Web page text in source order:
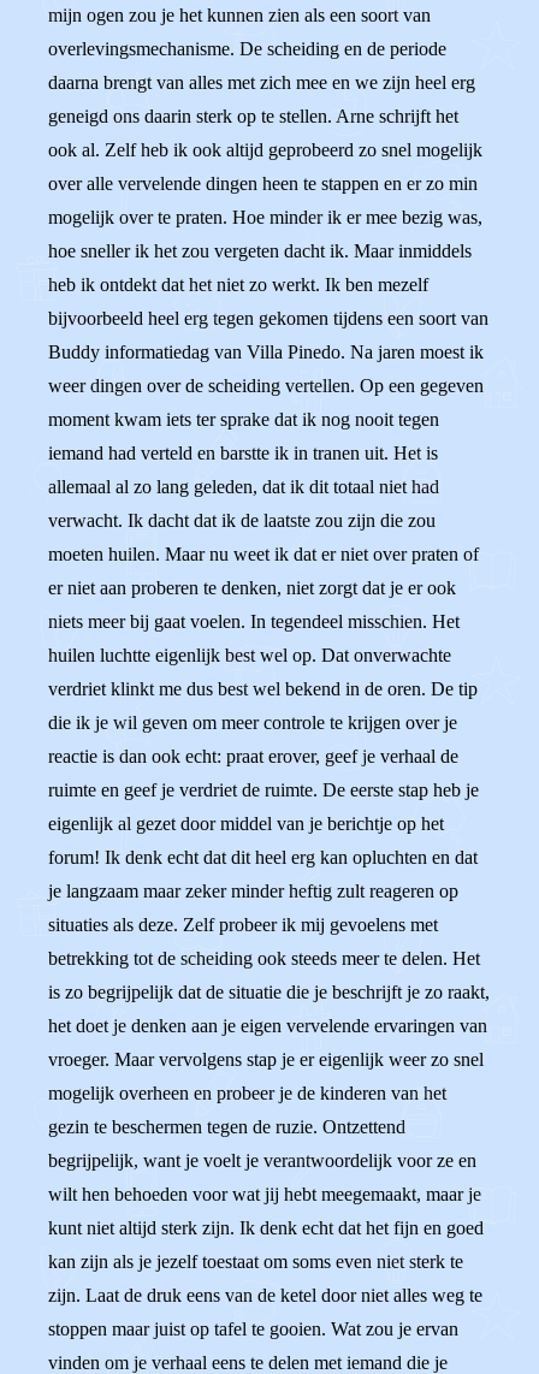
mijn ogen zou je het kunnen zien als een soort van
overlevingsmechanisme. De scheiding en de periode
daarna brengt van alles met zich mee en we zijn heel erg
geneigd ons daarin sterk op te stellen. Arne schrijft het
ook al. Zelf heb ik ook altijd geprobeerd zo snel mogelijk
over alle vervelende dingen heen te stappen en er zo min
mogelijk over te praten. Hoe minder ik er mee bezig was,
hoe sneller ik het zou vergeten dacht ik. Maar inmiddels
heb ik ontdekt dat het niet zo werkt. Ik ben mezelf
bijvoorbeeld heel erg tegen gekomen tijdens een soort van
Buddy informatiedag van Villa Pinedo. Na jaren moest ik
weer dingen over de scheiding vertellen. Op een gegeven
moment kwam iets ter sprake dat ik nog nooit tegen
iemand had verteld en barstte ik in tranen uit. Het is
allemaal al zo lang geleden, dat ik dit totaal niet had
verwacht. Ik dacht dat ik de laatste zou zijn die zou
moeten huilen. Maar nu weet ik dat er niet over praten of
er niet aan proberen te denken, niet zorgt dat je er ook
niets meer bij gaat voelen. In tegendeel misschien. Het
huilen luchtte eigenlijk best wel op. Dat onverwachte
verdriet klinkt me dus best wel bekend in de oren. De tip
die ik je wil geven om meer controle te krijgen over je
reactie is dan ook echt: praat erover, geef je verhaal de
ruimte en geef je verdriet de ruimte. De eerste stap heb je
eigenlijk al gezet door middel van je berichtje op het
forum! Ik denk echt dat dit heel erg kan opluchten en dat
je langzaam maar zeker minder heftig zult reageren op
situaties als deze. Zelf probeer ik mij gevoelens met
betrekking tot de scheiding ook steeds meer te delen. Het
is zo begrijpelijk dat de situatie die je beschrijft je zo raakt,
het doet je denken aan je eigen vervelende ervaringen van
vroeger. Maar vervolgens stap je er eigenlijk weer zo snel
mogelijk overheen en probeer je de kinderen van het
gezin te beschermen tegen de ruzie. Ontzettend
begrijpelijk, want je voelt je verantwoordelijk voor ze en
wilt hen behoeden voor wat jij hebt meegemaakt, maar je
kunt niet altijd sterk zijn. Ik denk echt dat het fijn en goed
kan zijn als je jezelf toestaat om soms even niet sterk te
zijn. Laat de druk eens van de ketel door niet alles weg te
stoppen maar juist op tafel te gooien. Wat zou je ervan
vinden om je verhaal eens te delen met iemand die je